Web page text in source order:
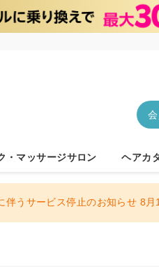
・マッサージサロン ヘアカ
伴うサービス停止のお知らせ 8